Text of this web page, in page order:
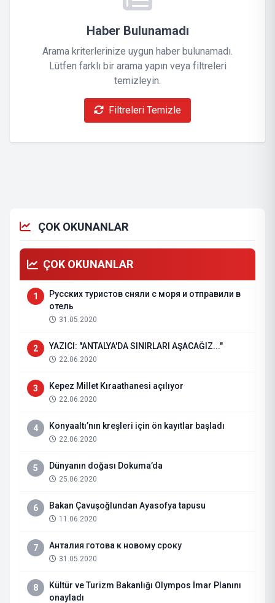
Haber Bulunamadı
Arama kriterlerinize uygun haber bulunamadı.
Lütfen farklı bir arama yapın veya filtreleri
temizleyin.
Filtreleri Temizle
ÇOK OKUNANLAR
ÇOK OKUNANLAR
1
Русских туристов сняли с моря и отправили в
отель
31.05.2020
2 YAZICI: "ANTALYA'DA SINIRLARI AŞACAĞIZ..."
22.06.2020
3 Kepez Millet Kıraathanesi açılıyor
22.06.2020
4 Konyaaltı’nın kreşleri için ön kayıtlar başladı
22.06.2020
5 Dünyanın doğası Dokuma’da
25.06.2020
6 Bakan Çavuşoğlundan Ayasofya tapusu
11.06.2020
7 Анталия готова к новому сроку
31.05.2020
8
Kültür ve Turizm Bakanlığı Olympos İmar Planını
onayladı